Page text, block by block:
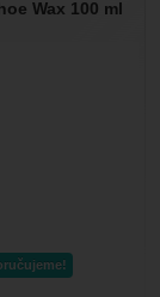
Wax 100 ml